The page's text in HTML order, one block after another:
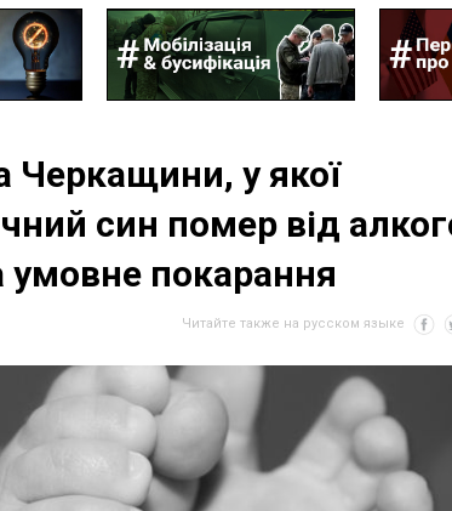
Черкащини, у якої
син помер від
умовне покарання
Читайте также на русском языке